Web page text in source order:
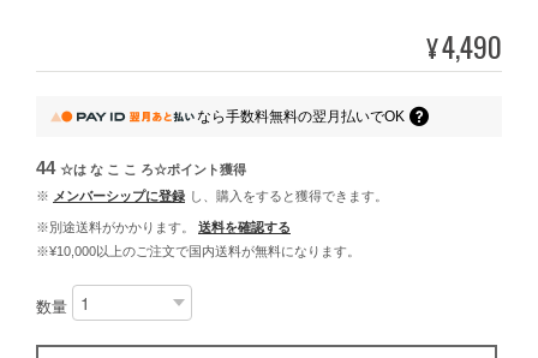
¥4,490
なら手数料無料の翌月払いでOK
44 ☆は な こ こ ろ☆ポイント獲得
※ メンバーシップに登録 し、購入をすると獲得できます。
※別途送料がかかります。
送料を確認する
※¥10,000以上のご注文で国内送料が無料になります。
数量